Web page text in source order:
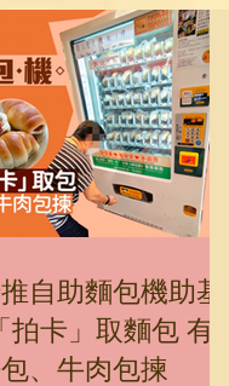
自助麵包機助基
拍卡」取麵包 有
、牛肉包揀